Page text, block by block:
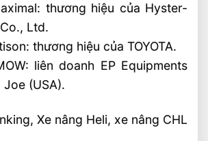
thương hiệu của Hyster-
Ltd.
thương hiệu của TOYOTA.
liên doanh EP Equipments
Joe (USA).
Xe nâng Heli, xe nâng CHL